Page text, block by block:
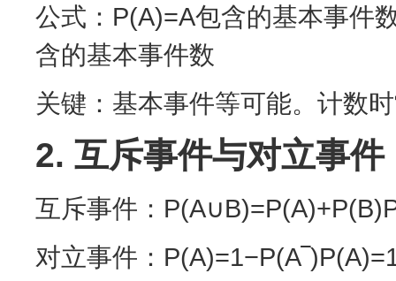
公式：P(A)=A包含的基本事件
含的基本事件数​
关键：基本事件等可能。计数
2. 互斥事件与对立事件
互斥事件：
对立事件：